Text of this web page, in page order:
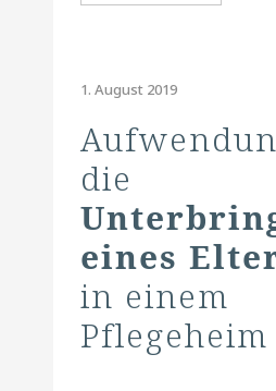
1. August 2019
die
eines
in einem
Pflegeheim